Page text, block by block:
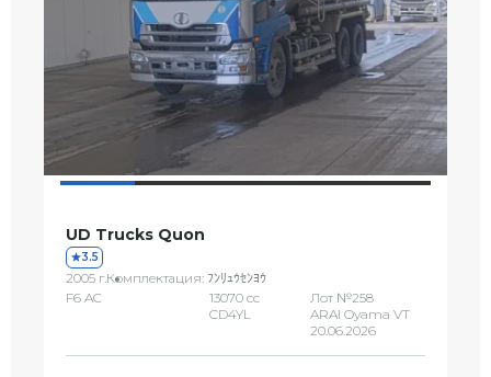
UD Trucks Quon
3.5
2005 г.Комплектация: ﾌﾝﾘｭｳｾﾝﾖｳ
F6 AC
13070 сс
CD4YL
Лот №258
ARAI Oyama VT
20.06.2026